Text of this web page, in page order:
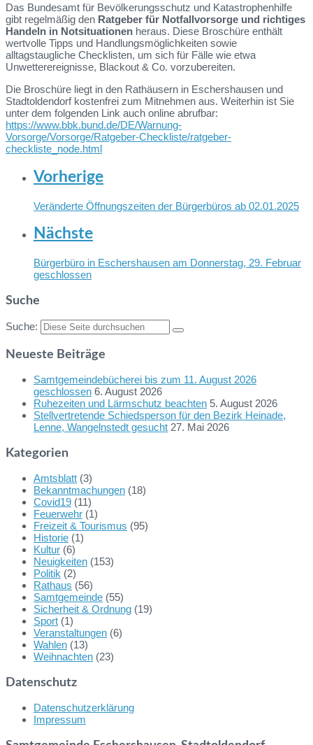
Das Bundesamt für Bevölkerungsschutz und Katastrophenhilfe
gibt regelmäßig den Ratgeber für Notfallvorsorge und richtiges
Handeln in Notsituationen heraus. Diese Broschüre enthält
wertvolle Tipps und Handlungsmöglichkeiten sowie
alltagstaugliche Checklisten, um sich für Fälle wie etwa
Unwetterereignisse, Blackout & Co. vorzubereiten.
Die Broschüre liegt in den Rathäusern in Eschershausen und
Stadtoldendorf kostenfrei zum Mitnehmen aus. Weiterhin ist Sie
unter dem folgenden Link auch online abrufbar:
https://www.bbk.bund.de/DE/Warnung-
Vorsorge/Vorsorge/Ratgeber-Checkliste/ratgeber-
checkliste_node.html
Vorherige
Veränderte Öffnungszeiten der Bürgerbüros ab 02.01.2025
Nächste
Bürgerbüro in Eschershausen am Donnerstag, 29. Februar
geschlossen
Suche
Suche:
Neueste Beiträge
Samtgemeindebücherei bis zum 11. August 2026
geschlossen 6. August 2026
Ruhezeiten und Lärmschutz beachten 5. August 2026
Stellvertretende Schiedsperson für den Bezirk Heinade,
Lenne, Wangelnstedt gesucht 27. Mai 2026
Kategorien
Amtsblatt (3)
Bekanntmachungen (18)
Covid19 (11)
Feuerwehr (1)
Freizeit & Tourismus (95)
Historie (1)
Kultur (6)
Neuigkeiten (153)
Politik (2)
Rathaus (56)
Samtgemeinde (55)
Sicherheit & Ordnung (19)
Sport (1)
Veranstaltungen (6)
Wahlen (13)
Weihnachten (23)
Datenschutz
Datenschutzerklärung
Impressum